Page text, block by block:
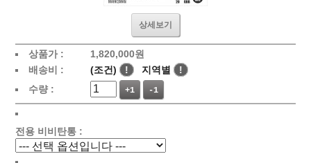
상세보기
상품가 :
1,820,000원
배송비 :
(조건) ! 지역별
!
수량 :
+1 -1
전용 비비탄통 :